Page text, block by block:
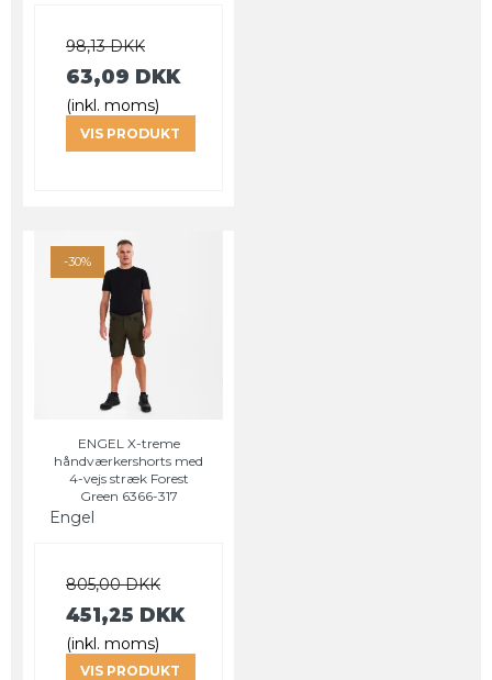
98,13 DKK
63,09 DKK
(inkl. moms)
VIS PRODUKT
-30%
ENGEL X-treme
håndværkershorts med
4-vejs stræk Forest
Green 6366-317
Engel
805,00 DKK
451,25 DKK
(inkl. moms)
VIS PRODUKT